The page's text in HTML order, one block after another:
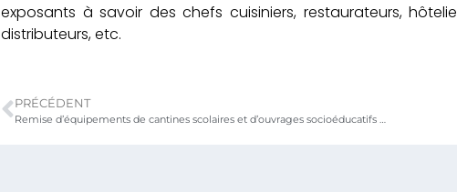
exposants à savoir des chefs cuisiniers, restaurateurs,
distributeurs, etc.
PRÉCÉDENT
Remise d’équipements de cantines scolaires et d’ouvrages socioéducatifs a Amalaklé